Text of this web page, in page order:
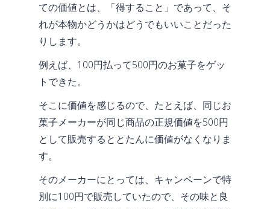
ての価値とは、「得すること」であって、そ
れが本物かどうかはどうでもいいことだった
りします。
例えば、100円払って500円のお菓子をゲッ
トできた。
そこに価値を感じるので、たとえば、同じお
菓子メーカーが同じ商品の正規価値を500円
として販売するととたんに価値がなくなりま
す。
そのメーカーにとっては、キャンペーンで特
別に100円で販売していたので、その味と良